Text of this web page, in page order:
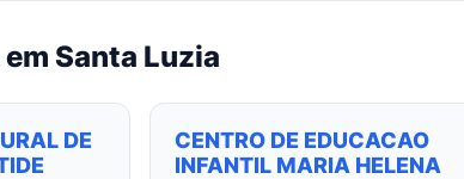
Santa Luzia
DE
CENTRO DE EDUCACAO
INFANTIL MARIA HELENA